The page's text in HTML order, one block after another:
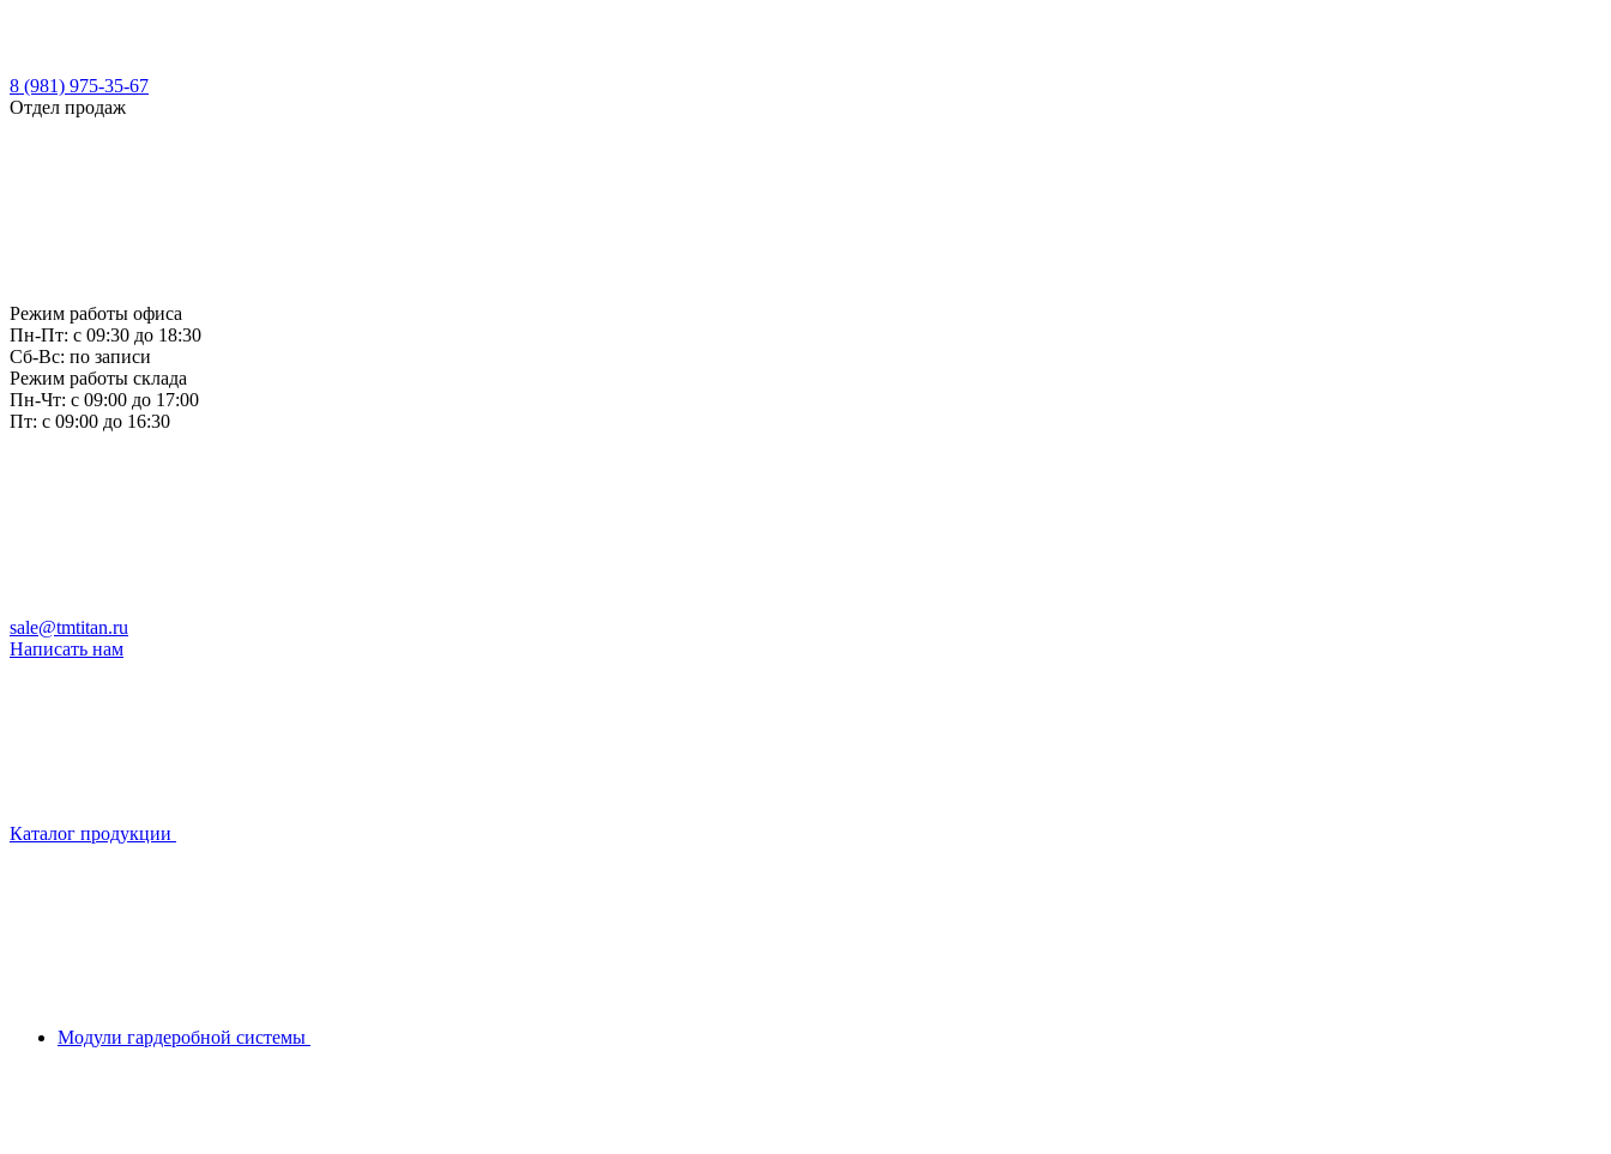
8 (981) 975-35-67
Отдел продаж
Режим работы офиса
Пн-Пт: с 09:30 до 18:30
Сб-Вс: по записи
Режим работы склада
Пн-Чт: с 09:00 до 17:00
Пт: с 09:00 до 16:30
sale@tmtitan.ru
Написать нам
Каталог продукции
Модули гардеробной системы